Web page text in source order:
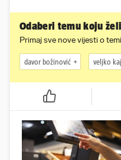
Odaberi temu koju
Primaj sve nove vijesti o
davor božinović veljko